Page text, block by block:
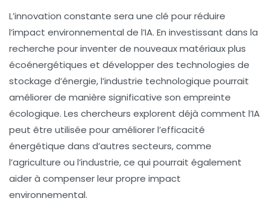
L’innovation constante sera une clé pour réduire
l’impact environnemental de l’IA. En investissant dans la
recherche pour inventer de nouveaux matériaux plus
écoénergétiques et développer des technologies de
stockage d’énergie, l’industrie technologique pourrait
améliorer de manière significative son empreinte
écologique. Les chercheurs explorent déjà comment l’IA
peut être utilisée pour améliorer l’efficacité
énergétique dans d’autres secteurs, comme
l’agriculture ou l’industrie, ce qui pourrait également
aider à compenser leur propre impact
environnemental.